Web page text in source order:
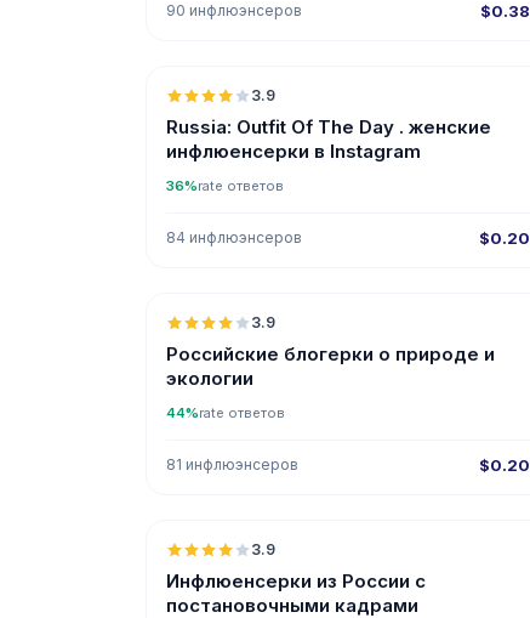
90 инфлюэнсеров $0.38
3.9
Russia: Outfit Of The Day . женские
инфлюенсерки в Instagram
36%rate ответов
84 инфлюэнсеров $0.20
3.9
Российские блогерки о природе и
экологии
44%rate ответов
81 инфлюэнсеров $0.20
3.9
Инфлюенсерки из России с
постановочными кадрами